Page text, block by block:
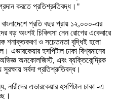
প্রদান করতে প্রতিশ্রুতিবদ্ধ।"
বাংলাদেশে প্রতি বছর প্রায় ১২,০০০-এর
বড় অংশই চিকিৎসা নেন রোগের একেবারে
শনাক্তকরণ ও সচেতনতা বৃদ্ধিই হলো
এভারকেয়ার হসপিটাল ঢাকা বিশ্বমানের
অনকোলজিস্ট, এবং ব্যক্তিকেন্দ্রিক
সুরক্ষায় সর্বদা প্রতিশ্রুতিবদ্ধ।
এভারকেয়ার হসপিটাল ঢাকা -এ